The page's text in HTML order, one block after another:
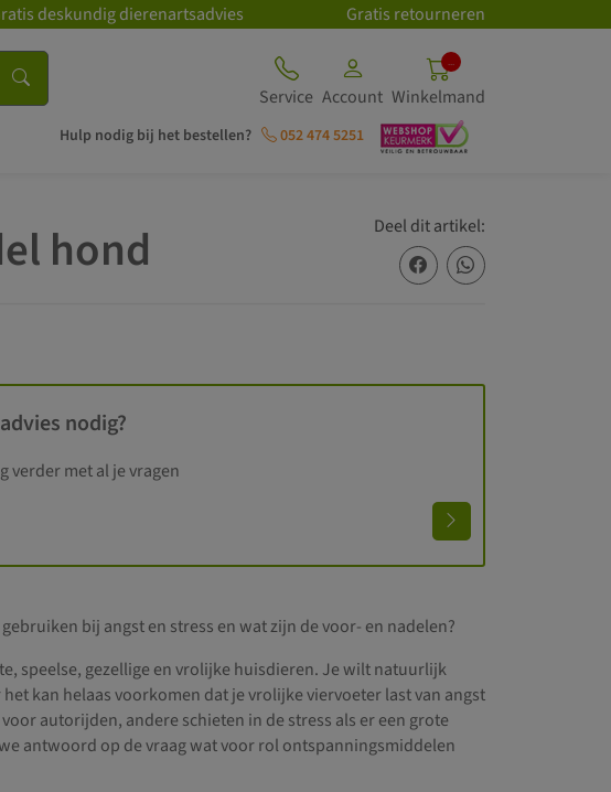
deskundig dierenartsadvies Gratis retourneren
Service Account
..
Winkelmand
Hulp nodig bij het bestellen? 052 474 5251
hond Deel dit artikel:
nodig?
verder met al je vragen
bij angst en stress en wat zijn de voor- en nadelen?
speelse, gezellige en vrolijke huisdieren. Je wilt natuurlijk
kan helaas voorkomen dat je vrolijke viervoeter last van angst
autorijden, andere schieten in de stress als er een grote
antwoord op de vraag wat voor rol ontspanningsmiddelen